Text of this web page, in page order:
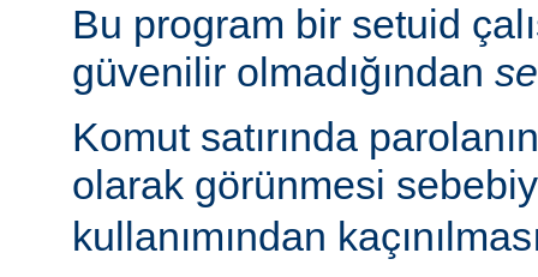
Bu program bir setuid
güvenilir olmadığından
Komut satırında
olarak görünmesi
kullanımından